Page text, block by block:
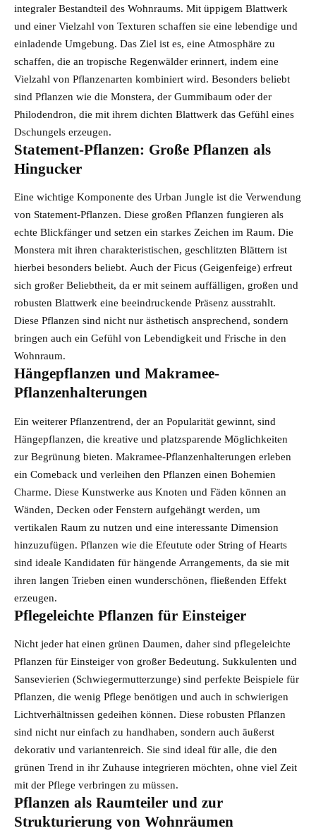
integraler Bestandteil des Wohnraums. Mit üppigem Blattwerk
und einer Vielzahl von Texturen schaffen sie eine lebendige und
einladende Umgebung. Das Ziel ist es, eine Atmosphäre zu
schaffen, die an tropische Regenwälder erinnert, indem eine
Vielzahl von Pflanzenarten kombiniert wird. Besonders beliebt
sind Pflanzen wie die Monstera, der Gummibaum oder der
Philodendron, die mit ihrem dichten Blattwerk das Gefühl eines
Dschungels erzeugen.
Statement-Pflanzen: Große Pflanzen als
Hingucker
Eine wichtige Komponente des Urban Jungle ist die Verwendung
von Statement-Pflanzen. Diese großen Pflanzen fungieren als
echte Blickfänger und setzen ein starkes Zeichen im Raum. Die
Monstera mit ihren charakteristischen, geschlitzten Blättern ist
hierbei besonders beliebt. Auch der Ficus (Geigenfeige) erfreut
sich großer Beliebtheit, da er mit seinem auffälligen, großen und
robusten Blattwerk eine beeindruckende Präsenz ausstrahlt.
Diese Pflanzen sind nicht nur ästhetisch ansprechend, sondern
bringen auch ein Gefühl von Lebendigkeit und Frische in den
Wohnraum.
Hängepflanzen und Makramee-
Pflanzenhalterungen
Ein weiterer Pflanzentrend, der an Popularität gewinnt, sind
Hängepflanzen, die kreative und platzsparende Möglichkeiten
zur Begrünung bieten. Makramee-Pflanzenhalterungen erleben
ein Comeback und verleihen den Pflanzen einen Bohemien
Charme. Diese Kunstwerke aus Knoten und Fäden können an
Wänden, Decken oder Fenstern aufgehängt werden, um
vertikalen Raum zu nutzen und eine interessante Dimension
hinzuzufügen. Pflanzen wie die Efeutute oder String of Hearts
sind ideale Kandidaten für hängende Arrangements, da sie mit
ihren langen Trieben einen wunderschönen, fließenden Effekt
erzeugen.
Pflegeleichte Pflanzen für Einsteiger
Nicht jeder hat einen grünen Daumen, daher sind pflegeleichte
Pflanzen für Einsteiger von großer Bedeutung. Sukkulenten und
Sansevierien (Schwiegermutterzunge) sind perfekte Beispiele für
Pflanzen, die wenig Pflege benötigen und auch in schwierigen
Lichtverhältnissen gedeihen können. Diese robusten Pflanzen
sind nicht nur einfach zu handhaben, sondern auch äußerst
dekorativ und variantenreich. Sie sind ideal für alle, die den
grünen Trend in ihr Zuhause integrieren möchten, ohne viel Zeit
mit der Pflege verbringen zu müssen.
Pflanzen als Raumteiler und zur
Strukturierung von Wohnräumen